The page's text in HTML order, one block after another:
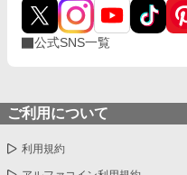
公式SNS一覧
ご利用について
利用規約